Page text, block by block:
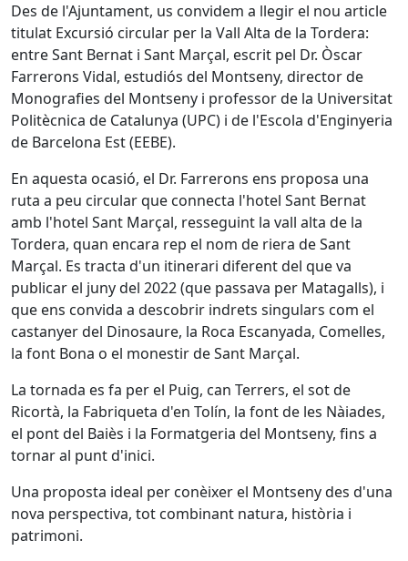
Des de l'Ajuntament, us convidem a llegir el nou article
titulat Excursió circular per la Vall Alta de la Tordera:
entre Sant Bernat i Sant Marçal, escrit pel Dr. Òscar
Farrerons Vidal, estudiós del Montseny, director de
Monografies del Montseny i professor de la Universitat
Politècnica de Catalunya (UPC) i de l'Escola d'Enginyeria
de Barcelona Est (EEBE).
En aquesta ocasió, el Dr. Farrerons ens proposa una
ruta a peu circular que connecta l'hotel Sant Bernat
amb l'hotel Sant Marçal, resseguint la vall alta de la
Tordera, quan encara rep el nom de riera de Sant
Marçal. Es tracta d'un itinerari diferent del que va
publicar el juny del 2022 (que passava per Matagalls), i
que ens convida a descobrir indrets singulars com el
castanyer del Dinosaure, la Roca Escanyada, Comelles,
la font Bona o el monestir de Sant Marçal.
La tornada es fa per el Puig, can Terrers, el sot de
Ricortà, la Fabriqueta d'en Tolín, la font de les Nàiades,
el pont del Baiès i la Formatgeria del Montseny, fins a
tornar al punt d'inici.
Una proposta ideal per conèixer el Montseny des d'una
nova perspectiva, tot combinant natura, història i
patrimoni.